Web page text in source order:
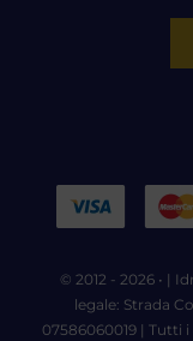
© 2012 - 2026 • |
legale: Strada
07586060019 | Tutti